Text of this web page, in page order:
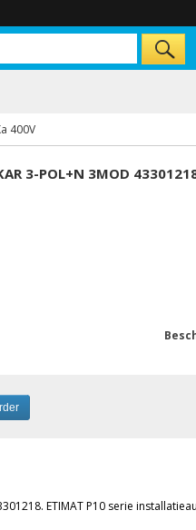
400V
3-POL+N 3MOD
ETIMAT P10 serie